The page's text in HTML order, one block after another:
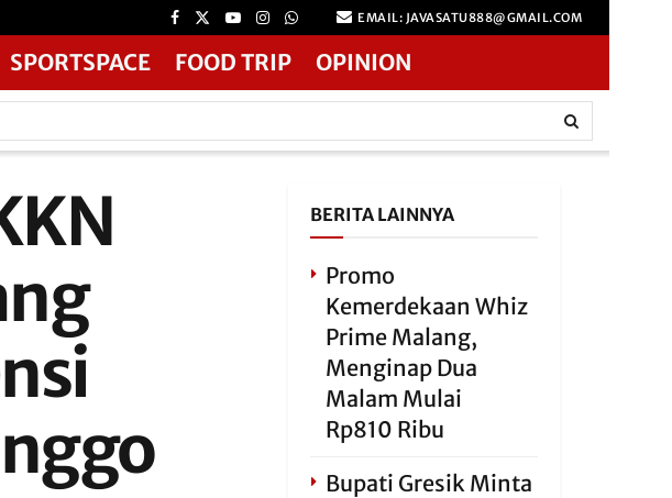
EMAIL: JAVASATU888@GMAIL.COM
SPORTSPACE FOOD TRIP OPINION
BERITA LAINNYA
Promo
Kemerdekaan Whiz
Prime Malang,
Menginap Dua
Malam Mulai
Rp810 Ribu
Bupati Gresik Minta